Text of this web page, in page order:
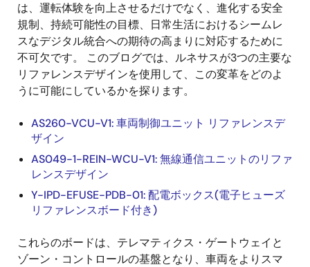
は、運転体験を向上させるだけでなく、進化する安全
規制、持続可能性の目標、日常生活におけるシームレ
スなデジタル統合への期待の高まりに対応するために
不可欠です。 このブログでは、ルネサスが3つの主要な
リファレンスデザインを使用して、この変革をどのよ
うに可能にしているかを探ります。
AS260-VCU-V1: 車両制御ユニット リファレンスデ
ザイン
AS049-1-REIN-WCU-V1: 無線通信ユニットのリファ
レンスデザイン
Y-IPD-EFUSE-PDB-01: 配電ボックス(電子ヒューズ
リファレンスボード付き)
これらのボードは、テレマティクス・ゲートウェイと
ゾーン・コントロールの基盤となり、車両をよりスマ